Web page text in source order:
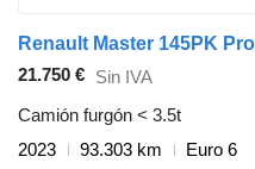
21.750 € Sin IVA
Camión furgón < 3.5t
2023
93.303 km
Euro 6